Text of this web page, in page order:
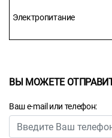
Электропитание
ВЫ МОЖЕТЕ
Ваш e-mail или телефон: